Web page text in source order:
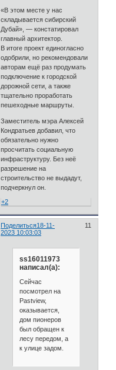
«В этом месте у нас
складывается сибирский
Дубай», — констатировал
главный архитектор.
В итоге проект единогласно
одобрили, но рекомендовали
авторам ещё раз продумать
подключение к городской
дорожной сети, а также
тщательно проработать
пешеходные маршруты.
Заместитель мэра Алексей
Кондратьев добавил, что
обязательно нужно
просчитать социальную
инфраструктуру. Без неё
разрешение на
строительство не выдадут,
подчеркнул он.
+2
Поделиться 11
18-11-
2023 10:03:03
ss16011973
написал(а):
Сейчас
посмотрел на
Pastview,
оказывается,
дом пионеров
был обращен к
лесу передом, а
к улице задом.